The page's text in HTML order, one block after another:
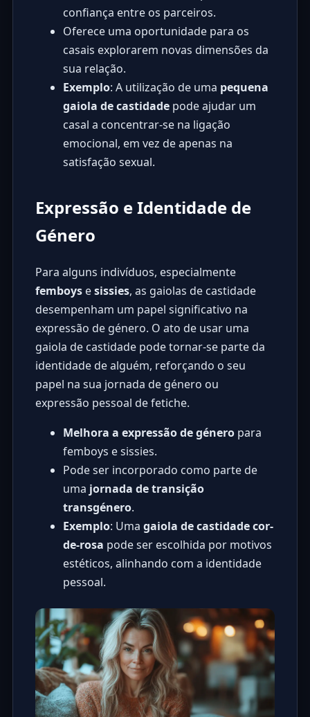
confiança entre os parceiros.
Oferece uma oportunidade para os
casais explorarem novas dimensões da
sua relação.
Exemplo: A utilização de uma pequena
gaiola de castidadepode ajudar um
casal a concentrar-se na ligação
emocional, em vez de apenas na
satisfação sexual.
Expressão e Identidade de
Género
Para alguns indivíduos, especialmente
femboysesissies, as gaiolas de castidade
desempenham um papel significativo na
expressão de género. O ato de usar uma
gaiola de castidade pode tornar-se parte da
identidade de alguém, reforçando o seu
papel na sua jornada de género ou
expressão pessoal de fetiche.
Melhora a expressão de géneropara
femboys e sissies.
Pode ser incorporado como parte de
uma jornada de transição
transgénero.
Exemplo: Uma gaiola de castidade cor-
de-rosa pode ser escolhida por motivos
estéticos, alinhando com a identidade
pessoal.